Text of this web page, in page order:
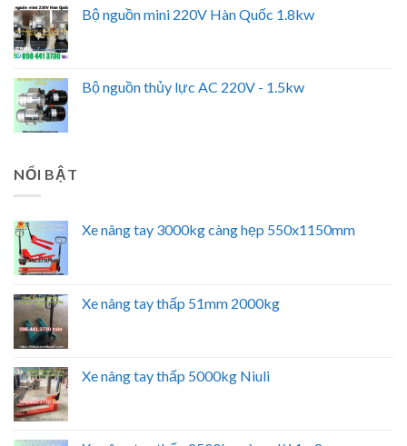
Bộ nguồn mini 220V Hàn Quốc 1.8kw
Bộ nguồn thủy lực AC 220V - 1.5kw
NỔI BẬT
Xe nâng tay 3000kg càng hẹp 550x1150mm
Xe nâng tay thấp 51mm 2000kg
Xe nâng tay thấp 5000kg Niuli